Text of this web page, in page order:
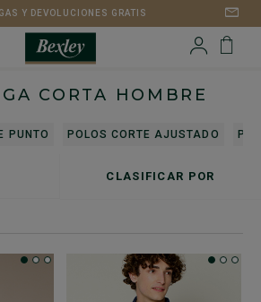
Y DEVOLUCIONES GRATIS
CORTA HOMBRE
PUNTO POLOS CORTE AJUSTADO
CLASIFICAR POR